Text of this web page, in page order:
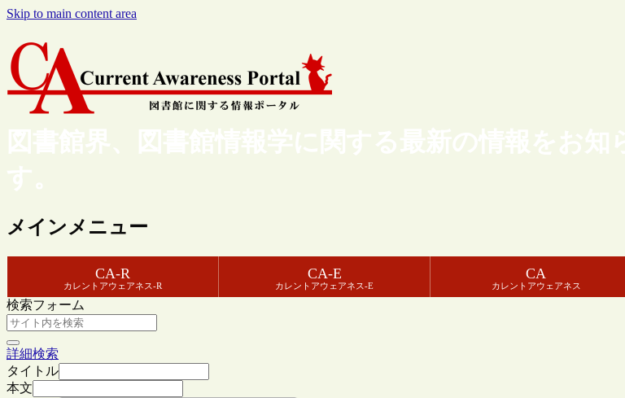
Skip to main content area
図書館界、図書館情報学に関する最新の情報をお
す。
メインメニュー
CA-R
カレントアウェアネス-R
CA-E
カレントアウェアネス-E
CA
カレントアウェアネス
検索フォーム
詳細検索
タイトル
本文